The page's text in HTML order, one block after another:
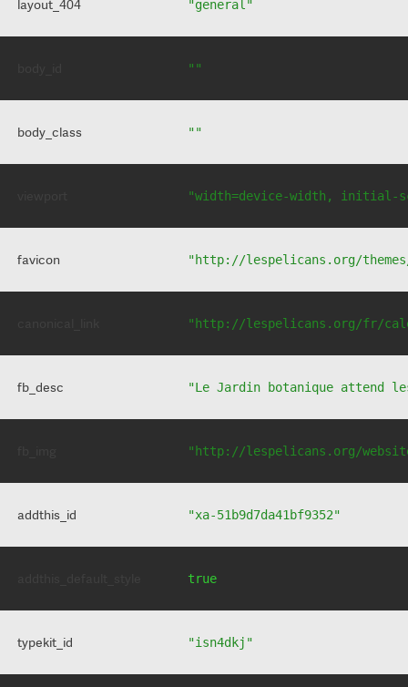
layout_404 "general"
""
body_class ""
"width=device-width, initial-
favicon "http://lespelicans.org/
"http://lespelicans.org/fr/
fb_desc "Le Jardin botanique attend
"http://lespelicans.org/
addthis_id "xa-51b9d7da41bf9352"
true
typekit_id "isn4dkj"